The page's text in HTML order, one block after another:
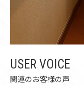
USER VOICE
関連のお客様の声